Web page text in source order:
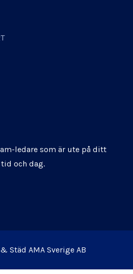
ledare som är ute på ditt
och dag.
Städ AMA Sverige AB